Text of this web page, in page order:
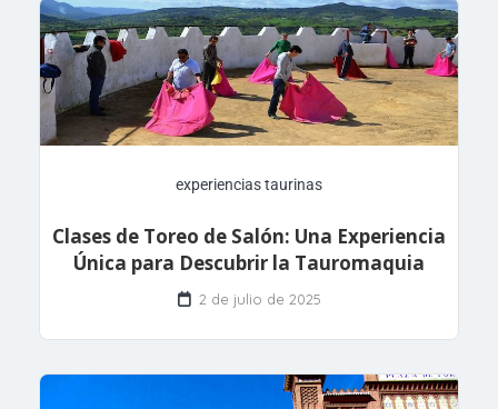
experiencias taurinas
Clases de Toreo de Salón: Una Experiencia
Única para Descubrir la Tauromaquia
2 de julio de 2025